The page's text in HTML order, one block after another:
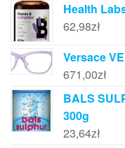
Health
62,98zł
Versace
671,00zł
BALS
300g
23,64zł